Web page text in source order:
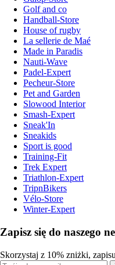
Golf and co
Handball-Store
House of rugby
La sellerie de Maé
Made in Paradis
Nauti-Wave
Padel-Expert
Pecheur-Store
Pet and Garden
Slowood Interior
Smash-Expert
Sneak'In
Sneakids
Sport is good
Training-Fit
Trek Expert
Triathlon-Expert
TripnBikers
Vélo-Store
Winter-Expert
Zapisz się do naszego
Skorzystaj z 10% zniżki,